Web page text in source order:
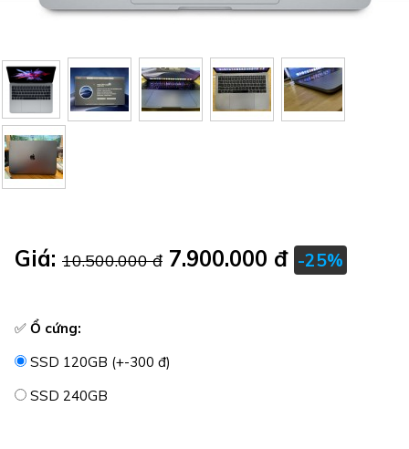
Giá: 10.500.000 đ 7.900.000 đ -25%
✅ Ổ cứng:
SSD 120GB (+-300 đ)
SSD 240GB